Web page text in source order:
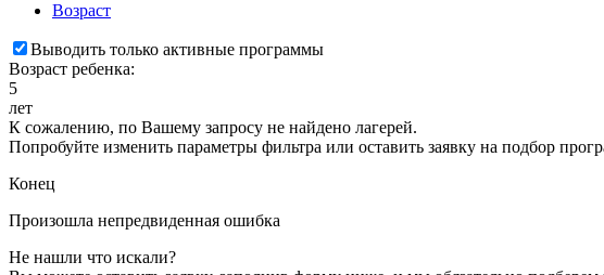
Возраст
Выводить только активные программы
Возраст ребенка:
5
лет
К сожалению, по Вашему запросу не найдено лагерей.
Попробуйте изменить параметры фильтра или оставить заявку на подбор
Конец
Произошла непредвиденная ошибка
Не нашли что искали?